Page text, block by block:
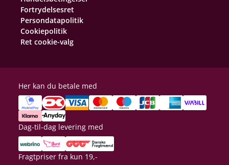
Fortrydelsesret
Persondatapolitik
Cookiepolitik
Ret cookie-valg
Her kan du betale med
Dag-til-dag levering med
Fragtpriser fra kun 19,-